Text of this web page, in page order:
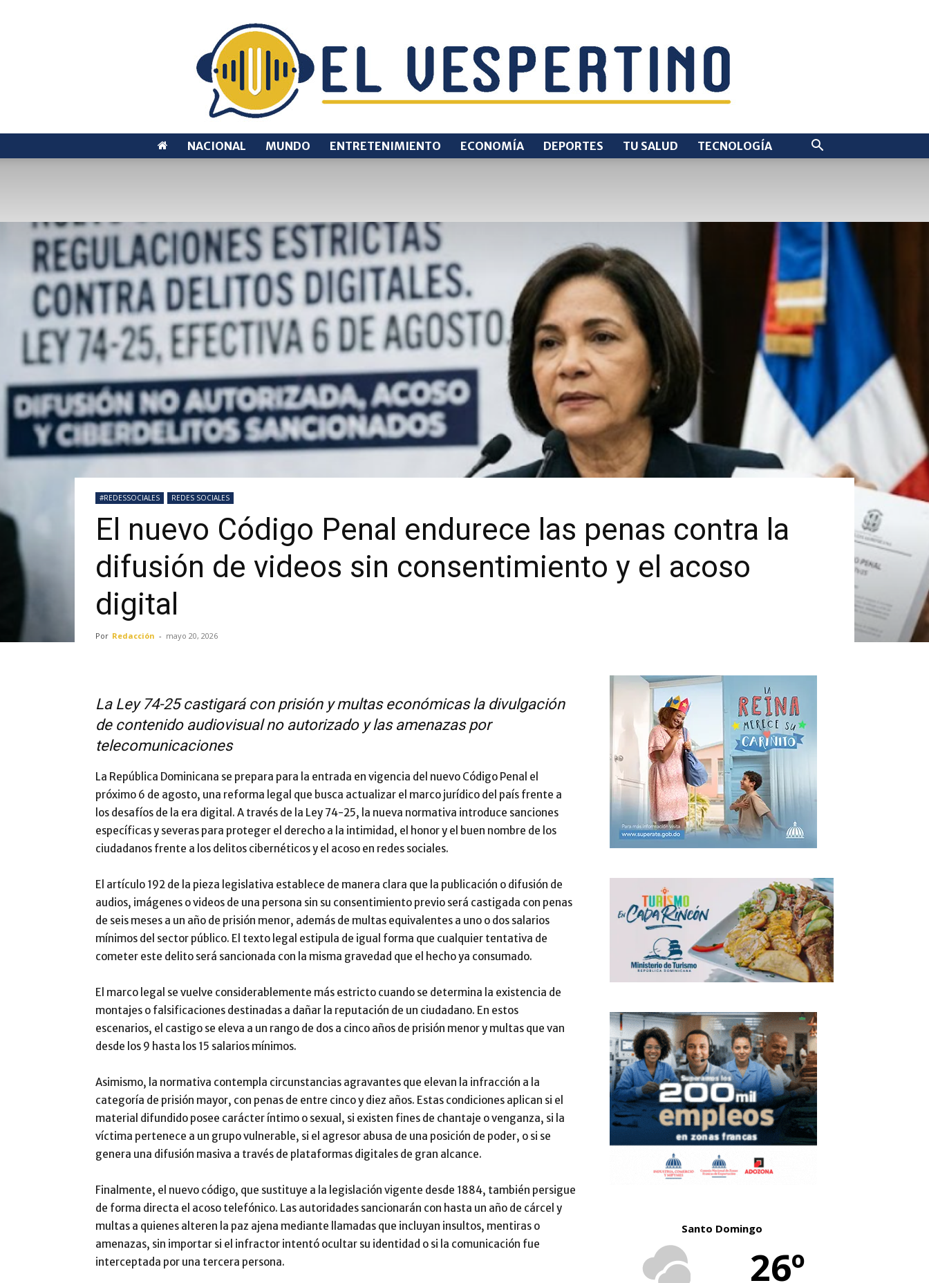
NACIONAL MUNDO ENTRETENIMIENTO ECONOMÍA DEPORTES TU SALUD TECNOLOGÍA
#REDESSOCIALES REDES SOCIALES
El nuevo Código Penal endurece las penas contra la
difusión de videos sin consentimiento y el acoso
digital
Por Redacción - mayo 20, 2026
La Ley 74-25 castigará con prisión y multas económicas la divulgación
de contenido audiovisual no autorizado y las amenazas por
telecomunicaciones
La República Dominicana se prepara para la entrada en vigencia del nuevo Código Penal el
próximo 6 de agosto, una reforma legal que busca actualizar el marco jurídico del país frente a
los desafíos de la era digital. A través de la Ley 74-25, la nueva normativa introduce sanciones
específicas y severas para proteger el derecho a la intimidad, el honor y el buen nombre de los
ciudadanos frente a los delitos cibernéticos y el acoso en redes sociales.
El artículo 192 de la pieza legislativa establece de manera clara que la publicación o difusión de
audios, imágenes o videos de una persona sin su consentimiento previo será castigada con penas
de seis meses a un año de prisión menor, además de multas equivalentes a uno o dos salarios
mínimos del sector público. El texto legal estipula de igual forma que cualquier tentativa de
cometer este delito será sancionada con la misma gravedad que el hecho ya consumado.
El marco legal se vuelve considerablemente más estricto cuando se determina la existencia de
montajes o falsificaciones destinadas a dañar la reputación de un ciudadano. En estos
escenarios, el castigo se eleva a un rango de dos a cinco años de prisión menor y multas que van
desde los 9 hasta los 15 salarios mínimos.
Asimismo, la normativa contempla circunstancias agravantes que elevan la infracción a la
categoría de prisión mayor, con penas de entre cinco y diez años. Estas condiciones aplican si el
material difundido posee carácter íntimo o sexual, si existen fines de chantaje o venganza, si la
víctima pertenece a un grupo vulnerable, si el agresor abusa de una posición de poder, o si se
genera una difusión masiva a través de plataformas digitales de gran alcance.
Finalmente, el nuevo código, que sustituye a la legislación vigente desde 1884, también persigue
de forma directa el acoso telefónico. Las autoridades sancionarán con hasta un año de cárcel y
multas a quienes alteren la paz ajena mediante llamadas que incluyan insultos, mentiras o
amenazas, sin importar si el infractor intentó ocultar su identidad o si la comunicación fue
interceptada por una tercera persona.
Santo Domingo
26º